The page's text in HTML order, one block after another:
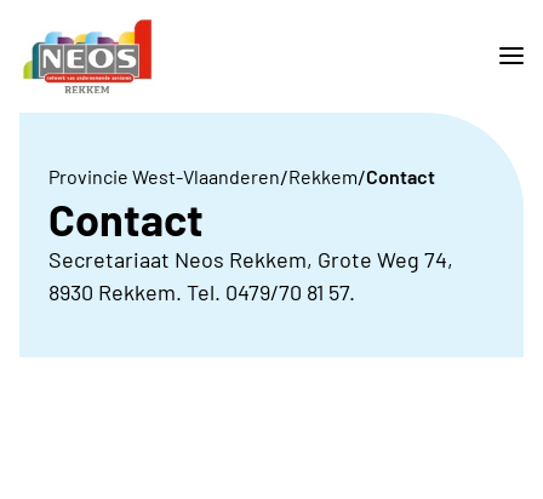
Provincie West-Vlaanderen/Rekkem/Contact
Contact
Secretariaat Neos Rekkem, Grote Weg 74,
8930 Rekkem. Tel. 0479/70 81 57.